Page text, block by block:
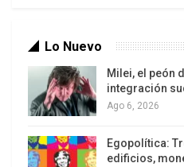
“fue una reunión cordial,
centrada no en los temas
discutidos en otros foros
aspectos concretos en
interés común. El hecho
escucharnos, después de
Lo Nuevo
Milei, el peón
integración
Ago 6, 2026
Egopolítica:
edificios,